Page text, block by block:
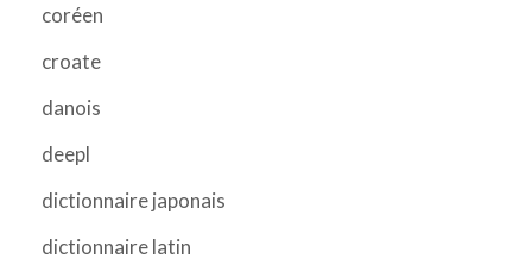
coréen
croate
danois
deepl
dictionnaire japonais
dictionnaire latin